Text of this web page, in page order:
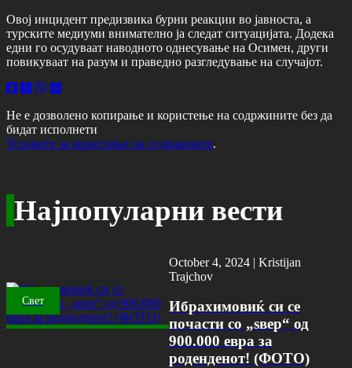
Овој инцидент предизвика бурни реакции во јавноста, а
турските медиуми внимателно ја следат ситуацијата. Додека
едни го осудуваат наводното однесување на Осимен, други
повикуваат на разум и праведно разгледување на случајот.
Не е дозволено копирање и користење на содржините без да
бидат исполнети
Условите за користење на содржините.
Најпопуларни вести
Свет
October 4, 2024 |Kristijan
Trajchov
Ибрахимовиќ си се
почасти со „ѕвер“ од
900.000 евра за
роденденот! (ФОТО)